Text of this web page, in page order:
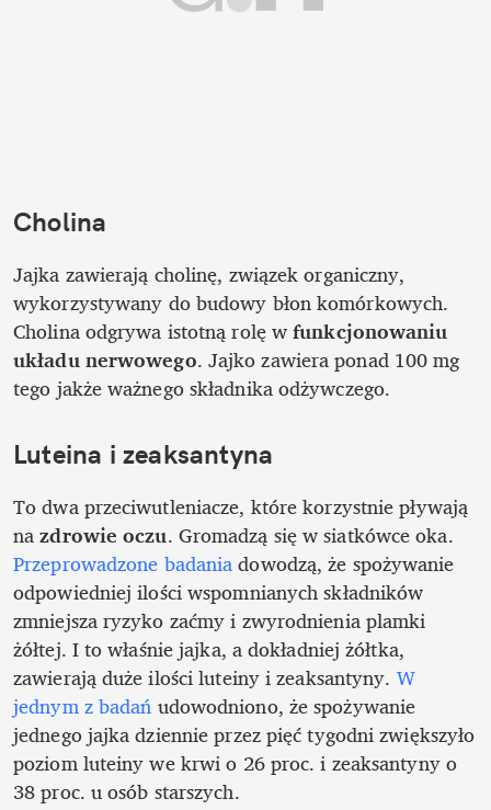
Cholina
Jajka zawierają cholinę, związek organiczny,
wykorzystywany do budowy błon komórkowych.
Cholina odgrywa istotną rolę w funkcjonowaniu
układu nerwowego. Jajko zawiera ponad 100 mg
tego jakże ważnego składnika odżywczego.
Luteina i zeaksantyna
To dwa przeciwutleniacze, które korzystnie pływają
na zdrowie oczu
Przeprowadzone badania dowodzą, że spożywanie
odpowiedniej ilości wspomnianych składników
zmniejsza ryzyko zaćmy i zwyrodnienia plamki
żółtej. I to właśnie jajka, a dokładniej żółtka,
zawierają duże ilości luteiny i zeaksantyny. W
jednym z badań udowodniono, że spożywanie
jednego jajka dziennie przez pięć tygodni zwiększyło
poziom luteiny we krwi o 26 proc. i zeaksantyny o
38 proc. u osób starszych.